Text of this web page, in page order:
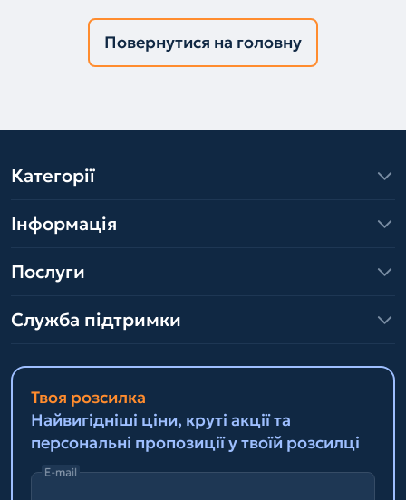
Повернутися на головну
Категорії
Інформація
Послуги
Служба підтримки
Твоя розсилка
Найвигідніші ціни, круті акції та
персональні пропозиції у твоїй розсилці
E-mail